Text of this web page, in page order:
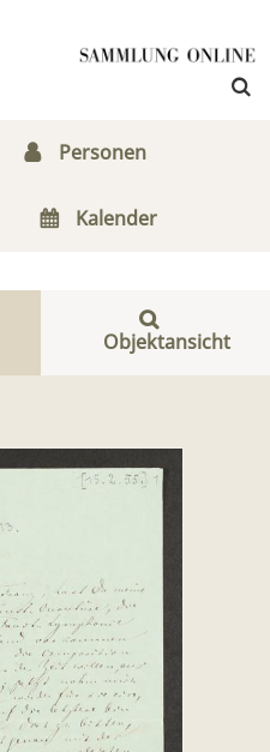
Personen
Kalender
Objektansicht